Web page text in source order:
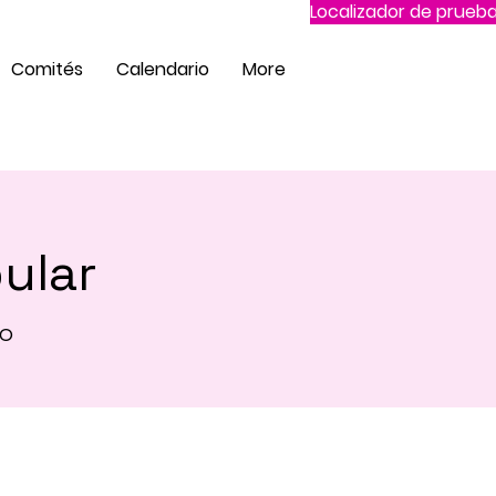
Comités Calendario More
Localizador de